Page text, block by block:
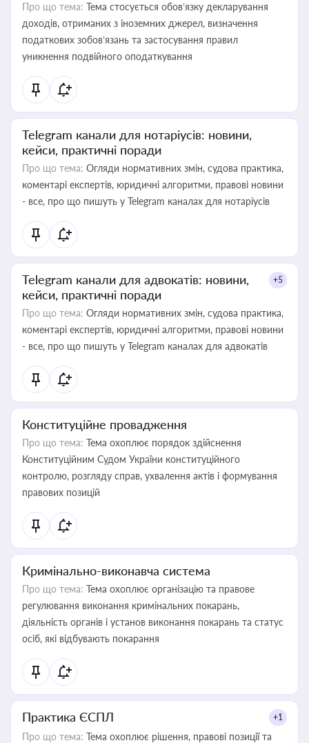
Про що тема: Тема стосується обов’язку декларування
доходів, отриманих з іноземних джерел, визначення
податкових зобов’язань та застосування правил
уникнення подвійного оподаткування
Telegram канали для нотаріусів: новини,
кейси, практичні поради
Про що тема: Огляди нормативних змін, судова практика,
коментарі експертів, юридичні алгоритми, правові новини
- все, про що пишуть у Telegram каналах для нотаріусів
Telegram канали для адвокатів: новини,
кейси, практичні поради
+5
Про що тема: Огляди нормативних змін, судова практика,
коментарі експертів, юридичні алгоритми, правові новини
- все, про що пишуть у Telegram каналах для адвокатів
Конституційне провадження
Про що тема: Тема охоплює порядок здійснення
Конституційним Судом України конституційного
контролю, розгляду справ, ухвалення актів і формування
правових позицій
Кримінально-виконавча система
Про що тема: Тема охоплює організацію та правове
регулювання виконання кримінальних покарань,
діяльність органів і установ виконання покарань та статус
осіб, які відбувають покарання
Практика ЄСПЛ +1
Про що тема: Тема охоплює рішення, правові позиції та